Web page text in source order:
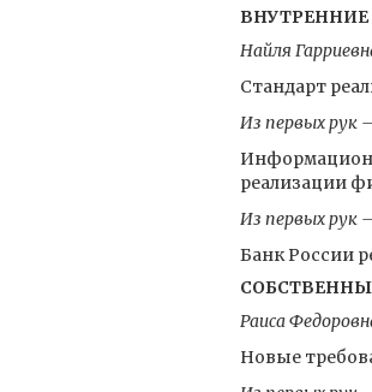
Найля
Стандарт
Из первых рук
реализации
Из первых рук
Банк России
Раиса
Новые